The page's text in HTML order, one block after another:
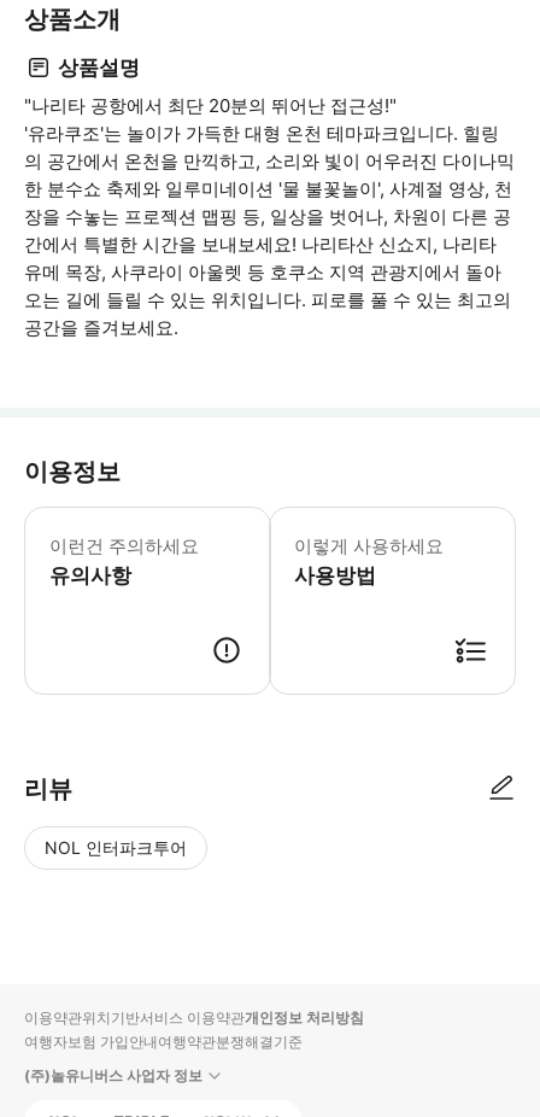
상품소개
상품설명
"나리타 공항에서 최단 20분의 뛰어난 접근성!"
'유라쿠조'는 놀이가 가득한 대형 온천 테마파크입니다. 힐링
의 공간에서 온천을 만끽하고, 소리와 빛이 어우러진 다이나믹
한 분수쇼 축제와 일루미네이션 '물 불꽃놀이', 사계절 영상, 천
장을 수놓는 프로젝션 맵핑 등, 일상을 벗어나, 차원이 다른 공
간에서 특별한 시간을 보내보세요! 나리타산 신쇼지, 나리타
유메 목장, 사쿠라이 아울렛 등 호쿠소 지역 관광지에서 돌아
오는 길에 들릴 수 있는 위치입니다. 피로를 풀 수 있는 최고의
공간을 즐겨보세요.
이용정보
이런건 주의하세요
유의사항
어린이 단독 이용은 불가합니다. 반드
이렇게 사용하세요
사용방법
리뷰
NOL 인터파크투어
입니
다.
순
상
이용약관위치기반서비스 이용약관개인정보 처리방침
여행자보험 가입안내여행약관분쟁해결기준
(주)놀유니버스 사업자 정보